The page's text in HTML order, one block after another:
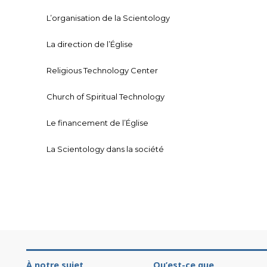
L’organisation de la Scientology
La direction de l’Église
Religious Technology Center
Church of Spiritual Technology
Le financement de l’Église
La Scientology dans la société